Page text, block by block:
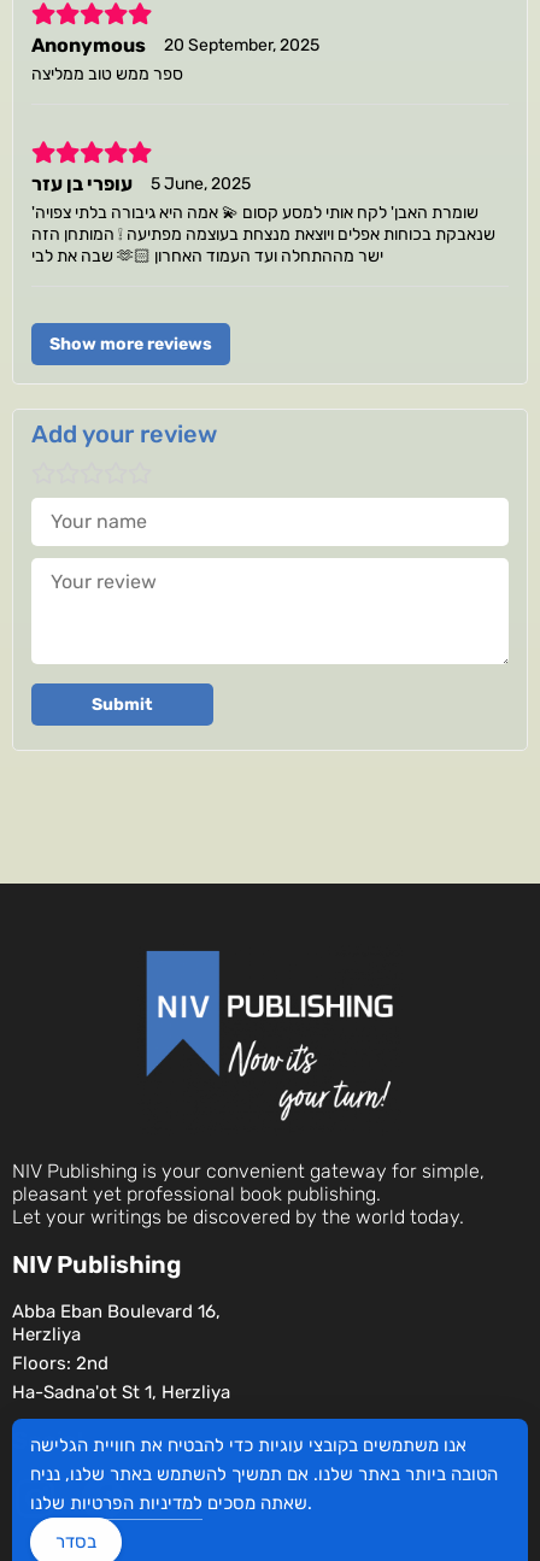
5
Anonymous
20 September, 2025
ספר ממש טוב ממליצה
5
עופרי בן עזר
5 June, 2025
'שומרת האבן' לקח אותי למסע קסום 💫 אמה היא גיבורה בלתי צפויה
שנאבקת בכוחות אפלים ויוצאת מנצחת בעוצמה מפתיעה ❕ המותחן הזה
שבה את לבי 🫶🏻 ישר מההתחלה ועד העמוד האחרון
Show more reviews
Add your review
Your name
Your review
Submit
NIV Publishing is your convenient gateway for simple,
pleasant yet professional book publishing.
Let your writings be discovered by the world today.
NIV Publishing
Abba Eban Boulevard 16,
Herzliya
Floors: 2nd
Ha-Sadna'ot St 1, Herzliya
Social
אנו משתמשים בקובצי עוגיות כדי להבטיח את חוויית הגלישה
הטובה ביותר באתר שלנו. אם תמשיך להשתמש באתר שלנו, נניח
שאתה מסכים למדיניות הפרטיות
שלנו.
בסדר